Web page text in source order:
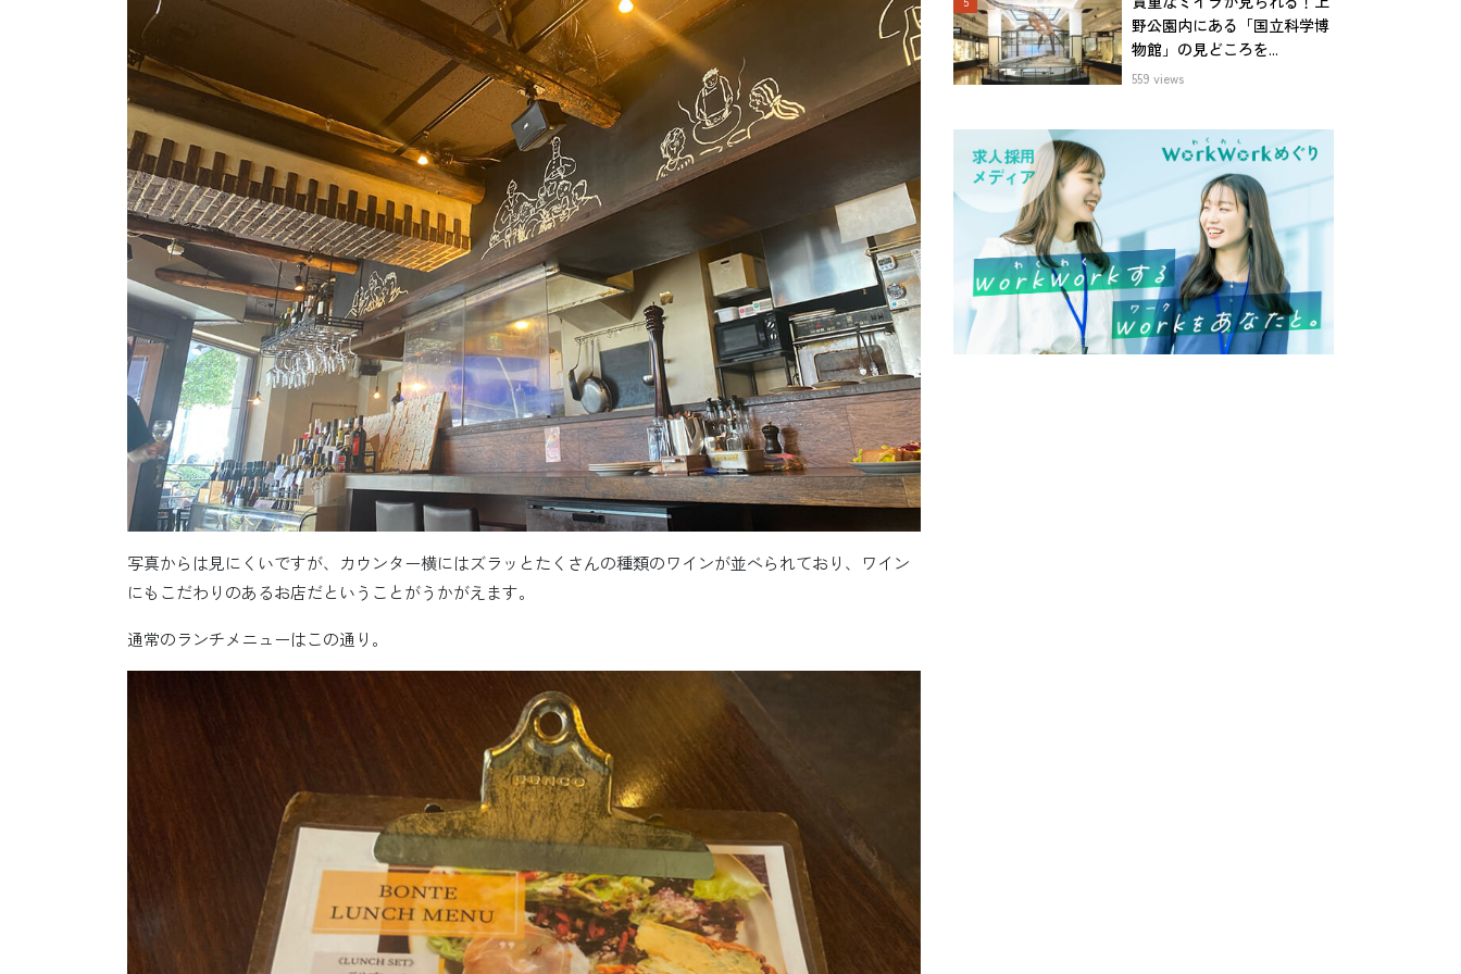
写真からは見にくいですが、カウンター横にはズラッとたくさんの種類のワインが並べられており、ワイン
にもこだわりのあるお店だということがうかがえます。
通常のランチメニューはこの通り。
野公園内にある「国立科学博
物館」の見どころを...
559 views